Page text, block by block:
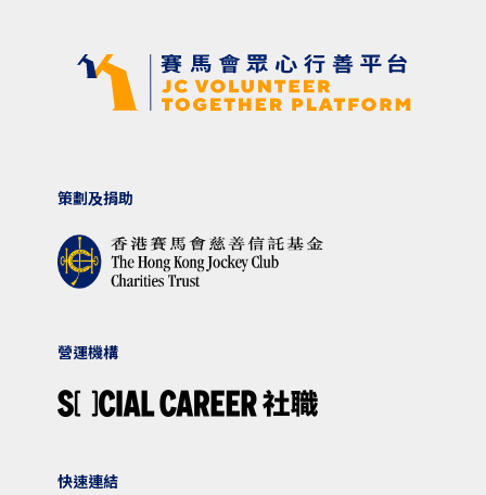
策劃及捐助
營運機構
快速連結